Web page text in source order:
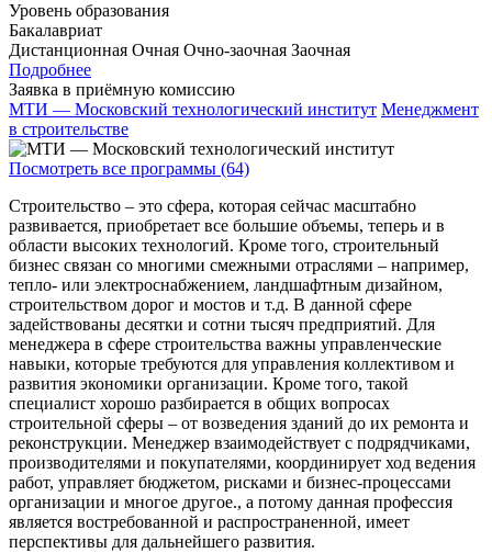
Уровень образования
Бакалавриат
Дистанционная Очная Очно-заочная Заочная
Подробнее
Заявка в приёмную комиссию
МТИ — Московский технологический институт Менеджмент
в строительстве
Посмотреть все программы (64)
Строительство – это сфера, которая сейчас масштабно
развивается, приобретает все большие объемы, теперь и в
области высоких технологий. Кроме того, строительный
бизнес связан со многими смежными отраслями – например,
тепло- или электроснабжением, ландшафтным дизайном,
строительством дорог и мостов и т.д. В данной сфере
задействованы десятки и сотни тысяч предприятий. Для
менеджера в сфере строительства важны управленческие
навыки, которые требуются для управления коллективом и
развития экономики организации. Кроме того, такой
специалист хорошо разбирается в общих вопросах
строительной сферы – от возведения зданий до их ремонта и
реконструкции. Менеджер взаимодействует с подрядчиками,
производителями и покупателями, координирует ход ведения
работ, управляет бюджетом, рисками и бизнес-процессами
организации и многое другое., а потому данная профессия
является востребованной и распространенной, имеет
перспективы для дальнейшего развития.